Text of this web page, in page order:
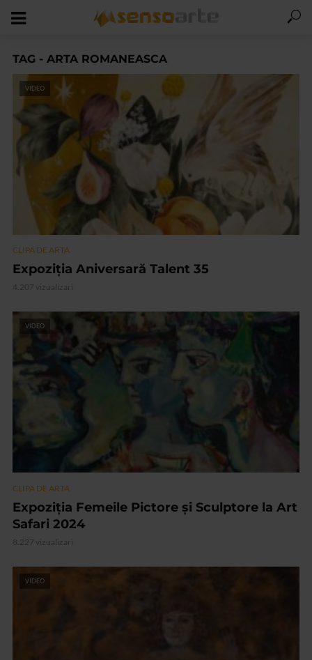
TAG - ARTA ROMANEASCA
VIDEO
CLIPA DE ARTA
Expoziția Aniversară Talent 35
4.207 vizualizari
VIDEO
CLIPA DE ARTA
Expoziţia Femeile Pictore și Sculptore la Art
Safari 2024
8.227 vizualizari
VIDEO